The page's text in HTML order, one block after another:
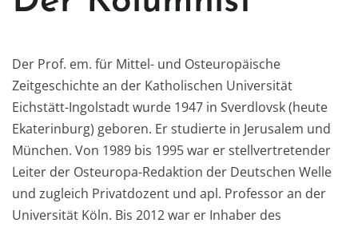
Der Prof. em. für Mittel- und Osteuropäische
Zeitgeschichte an der Katholischen Universität
Eichstätt-Ingolstadt wurde 1947 in Sverdlovsk (heute
Ekaterinburg) geboren. Er studierte in Jerusalem und
München. Von 1989 bis 1995 war er stellvertretender
Leiter der Osteuropa-Redaktion der Deutschen Welle
und zugleich Privatdozent und apl. Professor an der
Universität Köln. Bis 2012 war er Inhaber des